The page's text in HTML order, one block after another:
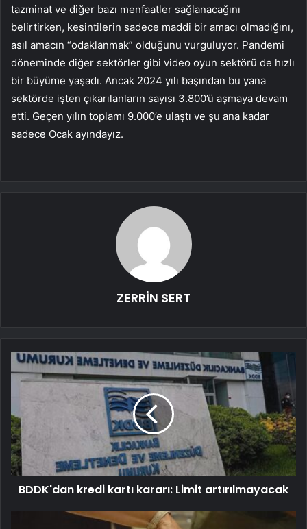
tazminat ve diğer bazı menfaatler sağlanacağını
belirtirken, kesintilerin sadece maddi bir amacı olmadığını,
asıl amacın “odaklanmak” olduğunu vurguluyor. Pandemi
döneminde diğer sektörler gibi video oyun sektörü de hızlı
bir büyüme yaşadı. Ancak 2024 yılı başından bu yana
sektörde işten çıkarılanların sayısı 3.800’ü aşmaya devam
etti. Geçen yılın toplamı 9.000’e ulaştı ve şu ana kadar
sadece Ocak ayındayız.
ZERRİN SERT
BDDK'dan kredi kartı kararı: Limit artırılmayacak